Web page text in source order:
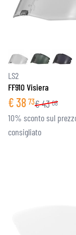
LS2
FF910 Visiera
€38 73€43 08
10% sconto sul
consigliato